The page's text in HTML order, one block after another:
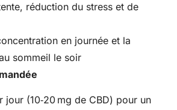
réduction du stress et de
en journée et la
sommeil le soir
jour (10‑20 mg de CBD) pour un